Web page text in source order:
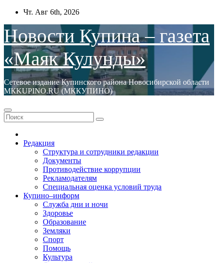
Перейти
содержимому
Чт. Авг 6th, 2026
Новости Купина – газета
«Маяк Кулунды»
Сетевое издание Купинского района Новосибирской области
МКKUPINO.RU (МККУПИНО)
Редакция
Структура и сотрудники редакции
Документы
Противодействие коррупции
Рекламодателям
Специальная оценка условий труда
Купино–информ
Служба дни и ночи
Здоровье
Образование
Земляки
Спорт
Помощь
Культура